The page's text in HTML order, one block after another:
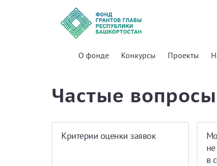
О фонде Конкурсы Проекты
Частые вопросы
Критерии оценки заявок
в